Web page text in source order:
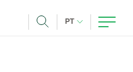
PT IDIOMA ATUAL,